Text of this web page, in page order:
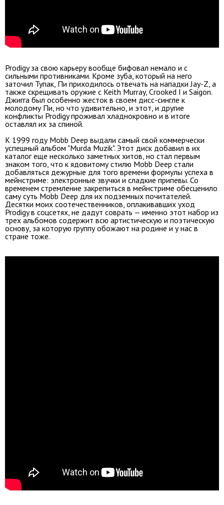
Prodigy за свою карьеру вообще бифовал немало и с
сильными противниками. Кроме зуба, который на него
заточил Тупак, Пи приходилось отвечать на нападки Jay-Z, а
также скрещивать оружие с Keith Murray, Crooked I и Saigon.
Джигга был особенно жесток в своем дисс-сингле к
молодому Пи, но что удивительно, и этот, и другие
конфликты Prodigy проживал хладнокровно и в итоге
оставлял их за спиной.
К 1999 году Mobb Deep выдали самый свой коммерчески
успешный альбом "Murda Muzik". Этот диск добавил в их
каталог еще несколько заметных хитов, но стал первым
знаком того, что к ядовитому стилю Mobb Deep стали
добавляться дежурные для того времени формулы успеха в
мейнстриме: электронные звучки и сладкие припевы. Со
временем стремление закрепиться в мейнстриме обесценило
саму суть Mobb Deep для их подземных почитателей.
Десятки моих соотечественников, оплакивавших уход
Prodigy в соцсетях, не дадут соврать — именно этот набор из
трех альбомов содержит всю артистическую и поэтическую
основу, за которую группу обожают на родине и у нас в
стране тоже.